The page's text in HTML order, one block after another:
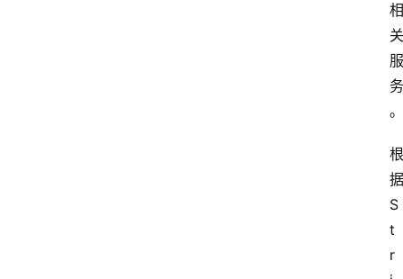
相
关
服
务
。
根
据
S
t
r